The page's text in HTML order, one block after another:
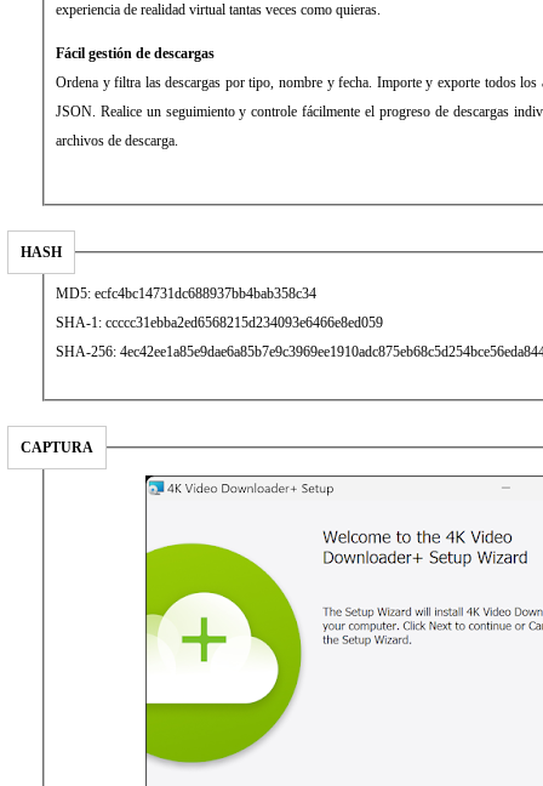
experiencia de realidad virtual tantas veces como quieras.
Fácil gestión de descargas
Ordena y filtra las descargas por tipo, nombre y fecha. Importe y exporte todos
JSON. Realice un seguimiento y controle fácilmente el progreso de descargas
archivos de descarga.
HASH
MD5: ecfc4bc14731dc688937bb4bab358c34
SHA-1: ccccc31ebba2ed6568215d234093e6466e8ed059
SHA-256:
CAPTURA